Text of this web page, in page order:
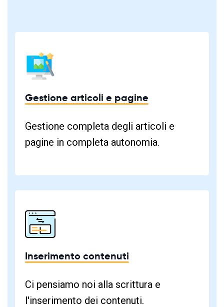
Gestione articoli e pagine
Gestione completa degli articoli e
pagine in completa autonomia.
Inserimento contenuti
Ci pensiamo noi alla scrittura e
l'inserimento dei contenuti.